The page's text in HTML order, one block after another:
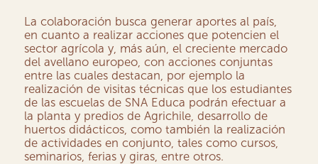
La colaboración busca generar aportes al país,
en cuanto a realizar acciones que potencien el
sector agrícola y, más aún, el creciente mercado
del avellano europeo, con acciones conjuntas
entre las cuales destacan, por ejemplo la
realización de visitas técnicas que los estudiantes
de las escuelas de SNA Educa podrán efectuar a
la planta y predios de Agrichile, desarrollo de
huertos didácticos, como también la realización
de actividades en conjunto, tales como cursos,
seminarios, ferias y giras, entre otros.